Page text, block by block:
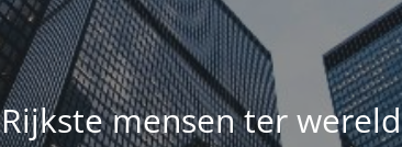
Rijkste mensen ter wereld